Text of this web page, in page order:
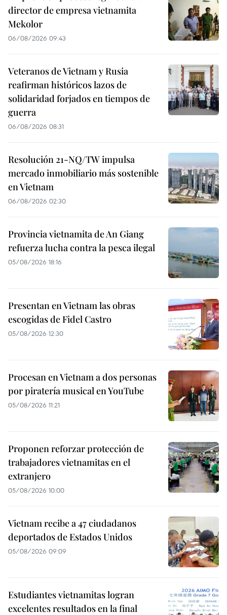
director de empresa vietnamita
Mekolor
06/08/2026 09:43
Veteranos de Vietnam y Rusia
reafirman históricos lazos de
solidaridad forjados en tiempos de
guerra
06/08/2026 08:31
Resolución 21-NQ/TW impulsa
mercado inmobiliario más sostenible
en Vietnam
06/08/2026 02:30
Provincia vietnamita de An Giang
refuerza lucha contra la pesca ilegal
05/08/2026 18:16
Presentan en Vietnam las obras
escogidas de Fidel Castro
05/08/2026 12:30
Procesan en Vietnam a dos personas
por piratería musical en YouTube
05/08/2026 11:21
Proponen reforzar protección de
trabajadores vietnamitas en el
extranjero
05/08/2026 10:00
Vietnam recibe a 47 ciudadanos
deportados de Estados Unidos
05/08/2026 09:09
Estudiantes vietnamitas logran
excelentes resultados en la final